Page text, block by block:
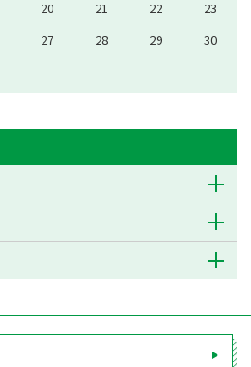
20 21 22
23
27 28 29
30